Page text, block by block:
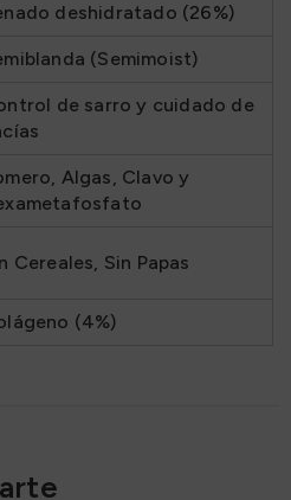
deshidratado (26%)
(Semimoist)
de sarro y cuidado de
Algas, Clavo y
Cereales, Sin Papas
(4%)